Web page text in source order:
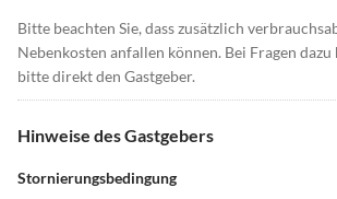
Bitte beachten Sie, dass zusätzlich
Nebenkosten anfallen können. Bei Fragen
bitte direkt den Gastgeber.
Hinweise des Gastgebers
Stornierungsbedingung